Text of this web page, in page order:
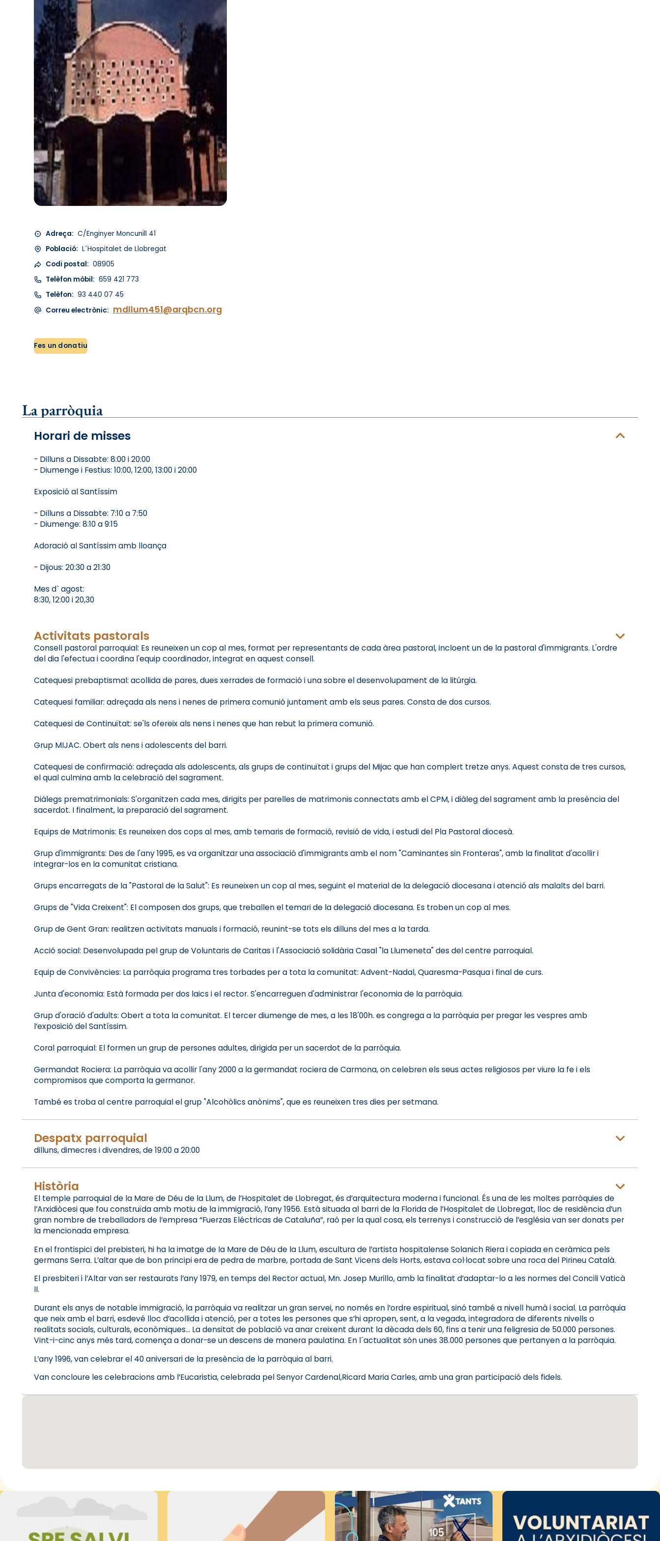
Adreça: C/Enginyer Moncunill 41
Població: L´Hospitalet de Llobregat
Codi postal: 08905
Telèfon mòbil: 659 421 773
Telèfon: 93 440 07 45
Correu electrònic: mdllum451@arqbcn.org
Fes un donatiu
La parròquia
Horari de misses
- Dilluns a Dissabte: 8:00 i 20:00
- Diumenge i Festius: 10:00, 12:00, 13:00 i 20:00
Exposició al Santíssim
- Dilluns a Dissabte: 7:10 a 7:50
- Diumenge: 8:10 a 9:15
Adoració al Santíssim amb lloança
- Dijous: 20:30 a 21:30
Mes d` agost:
8:30, 12:00 i 20,30
Activitats pastorals
Consell pastoral parroquial: Es reuneixen un cop al mes, format per representants de cada àrea pastoral, incloent un de la pastoral d'immigrants. L'ordre
del dia l'efectua i coordina l'equip coordinador, integrat en aquest consell.
Catequesi prebaptismal: acollida de pares, dues xerrades de formació i una sobre el desenvolupament de la litúrgia.
Catequesi familiar: adreçada als nens i nenes de primera comunió juntament amb els seus pares. Consta de dos cursos.
Catequesi de Continuïtat: se'ls ofereix als nens i nenes que han rebut la primera comunió.
Grup MIJAC. Obert als nens i adolescents del barri.
Catequesi de confirmació: adreçada als adolescents, als grups de continuïtat i grups del Mijac que han complert tretze anys. Aquest consta de tres cursos,
el qual culmina amb la celebració del sagrament.
Diàlegs prematrimonials: S'organitzen cada mes, dirigits per parelles de matrimonis connectats amb el CPM, i diàleg del sagrament amb la presència del
sacerdot. I finalment, la preparació del sagrament.
Equips de Matrimonis: Es reuneixen dos cops al mes, amb temaris de formació, revisió de vida, i estudi del Pla Pastoral diocesà.
Grup d'immigrants: Des de l'any 1995, es va organitzar una associació d'immigrants amb el nom "Caminantes sin Fronteras", amb la finalitat d'acollir i
integrar-los en la comunitat cristiana.
Grups encarregats de la "Pastoral de la Salut": Es reuneixen un cop al mes, seguint el material de la delegació diocesana i atenció als malalts del barri.
Grups de "Vida Creixent": El composen dos grups, que treballen el temari de la delegació diocesana. Es troben un cop al mes.
Grup de Gent Gran: realitzen activitats manuals i formació, reunint-se tots els dilluns del mes a la tarda.
Acció social: Desenvolupada pel grup de Voluntaris de Caritas i l'Associació solidària Casal "la Llumeneta" des del centre parroquial.
Equip de Convivències: La parròquia programa tres torbades per a tota la comunitat: Advent-Nadal, Quaresma-Pasqua i final de curs.
Junta d'economia: Està formada per dos laics i el rector. S'encarreguen d'administrar l'economia de la parròquia.
Grup d'oració d'adults: Obert a tota la comunitat. El tercer diumenge de mes, a les 18'00h. es congrega a la parròquia per pregar les vespres amb
l’exposició del Santíssim.
Coral parroquial: El formen un grup de persones adultes, dirigida per un sacerdot de la parròquia.
Germandat Rociera: La parròquia va acollir l'any 2000 a la germandat rociera de Carmona, on celebren els seus actes religiosos per viure la fe i els
compromisos que comporta la germanor.
També es troba al centre parroquial el grup "Alcohòlics anònims", que es reuneixen tres dies per setmana.
Despatx parroquial
dilluns, dimecres i divendres, de 19:00 a 20:00
Història
El temple parroquial de la Mare de Déu de la Llum, de l’Hospitalet de Llobregat, és d’arquitectura moderna i funcional. És una de les moltes parròquies de
l’Arxidiòcesi que fou construïda amb motiu de la immigració, l’any 1956. Està situada al barri de la Florida de l’Hospitalet de Llobregat, lloc de residència d’un
gran nombre de treballadors de l’empresa “Fuerzas Eléctricas de Cataluña”, raó per la qual cosa, els terrenys i construcció de l’església van ser donats per
la mencionada empresa.
En el frontispici del prebisteri, hi ha la imatge de la Mare de Déu de la Llum, escultura de l’artista hospitalense Solanich Riera i copiada en ceràmica pels
germans Serra. L’altar que de bon principi era de pedra de marbre, portada de Sant Vicens dels Horts, estava col·locat sobre una roca del Pirineu Català.
El presbiteri i l’Altar van ser restaurats l’any 1979, en temps del Rector actual, Mn. Josep Murillo, amb la finalitat d’adaptar-lo a les normes del Concili Vaticà
II.
Durant els anys de notable immigració, la parròquia va realitzar un gran servei, no només en l’ordre espiritual, sinó també a nivell humà i social. La parròquia
que neix amb el barri, esdevé lloc d’acollida i atenció, per a totes les persones que s’hi apropen, sent, a la vegada, integradora de diferents nivells o
realitats socials, culturals, econòmiques… La densitat de població va anar creixent durant la dècada dels 60, fins a tenir una feligresia de 50.000 persones.
Vint-i-cinc anys més tard, comença a donar-se un descens de manera paulatina. En l´actualitat són unes 38.000 persones que pertanyen a la parròquia.
L’any 1996, van celebrar el 40 aniversari de la presència de la parròquia al barri.
Van concloure les celebracions amb l’Eucaristia, celebrada pel Senyor Cardenal,Ricard Maria Carles, amb una gran participació dels fidels.